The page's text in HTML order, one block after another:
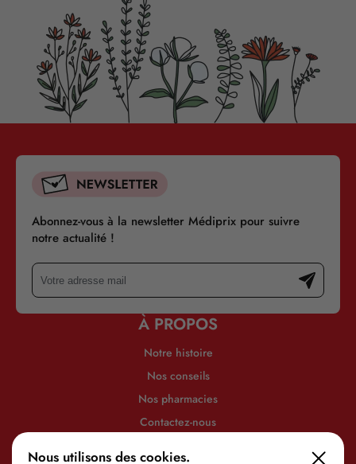
Abonnez-vous à la newsletter Médiprix pour suivre
notre actualité !
À PROPOS
Notre histoire
Nos conseils
Nos pharmacies
Contactez-nous
Nous utilisons des cookies.